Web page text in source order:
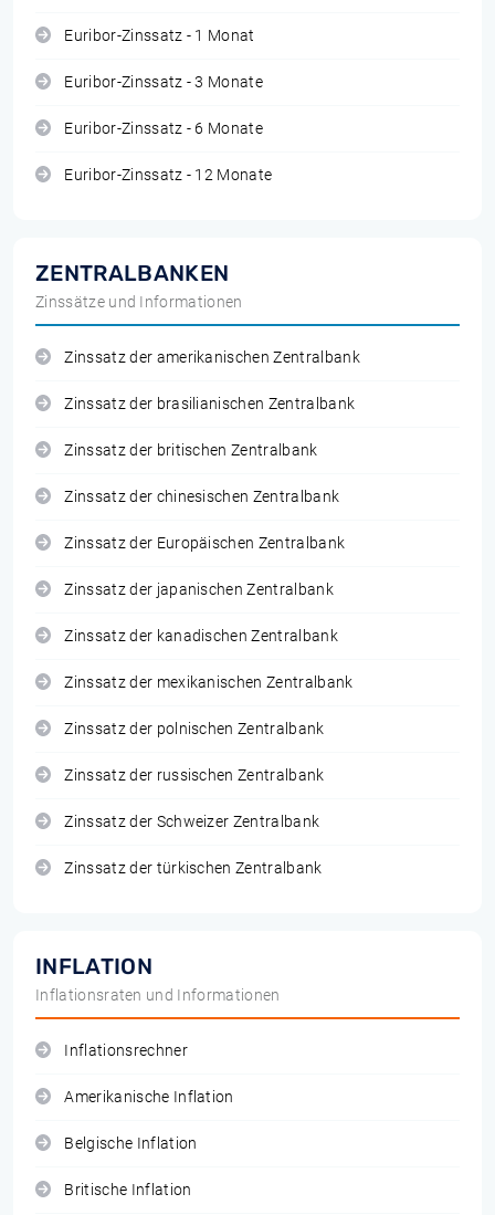
Euribor-Zinssatz - 1 Monat
Euribor-Zinssatz - 3 Monate
Euribor-Zinssatz - 6 Monate
Euribor-Zinssatz - 12 Monate
ZENTRALBANKEN
Zinssätze und Informationen
Zinssatz der amerikanischen Zentralbank
Zinssatz der brasilianischen Zentralbank
Zinssatz der britischen Zentralbank
Zinssatz der chinesischen Zentralbank
Zinssatz der Europäischen Zentralbank
Zinssatz der japanischen Zentralbank
Zinssatz der kanadischen Zentralbank
Zinssatz der mexikanischen Zentralbank
Zinssatz der polnischen Zentralbank
Zinssatz der russischen Zentralbank
Zinssatz der Schweizer Zentralbank
Zinssatz der türkischen Zentralbank
INFLATION
Inflationsraten und Informationen
Inflationsrechner
Amerikanische Inflation
Belgische Inflation
Britische Inflation